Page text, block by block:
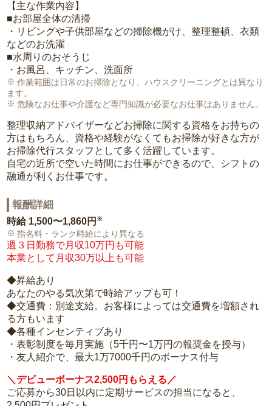
【主な作業内容】
■お部屋全体の清掃
・リビングや子供部屋などの掃除機がけ、整理整頓、衣類
などのお洗濯
■水周りのおそうじ
・お風呂、キッチン、洗面所
作業範囲は日常のお掃除となり、ハウスクリーニングとは異なり
ます。
危険なお仕事や介護など専門知識が必要なお仕事はありません。
整理収納アドバイザーなどお掃除に関する資格をお持ちの
方はもちろん、資格や経験がなくてもお掃除が好きな方が
お掃除代行スタッフとして多く活躍しています。
自宅の近所で空いた時間にお仕事ができるので、シフトの
融通が利くお仕事です。
報酬詳細
時給 1,500〜1,860円 ※
指名料・ランク時給により異なる
週３日勤務で月収10万円も可能
本業として月収30万以上も可能
◆昇給あり
あなたのやる気次第で時給アップも可！
◆交通費：別途支給。お客様によっては交通費を増額され
る方もいます
◆各種インセンティブあり
・表彰制度を毎月実施（5千円〜1万円の報奨金を授与）
・友人紹介で、最大1万7000千円のボーナス付与
＼デビューボーナス2,500円もらえる／
ご応募から30日以内に定期サービスの担当になると、